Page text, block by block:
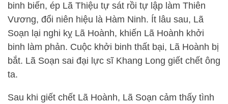
binh biến, ép Lã Thiệu tự sát rồi tự lập làm Thiên
Vương, đổi niên hiệu là Hàm Ninh. Ít lâu sau, Lã
Soạn lại nghi kỵ Lã Hoành, khiến Lã Hoành khởi
binh làm phản. Cuộc khởi binh thất bại, Lã Hoành bị
bắt. Lã Soạn sai đại lực sĩ Khang Long giết chết ông
ta.
Sau khi giết chết Lã Hoành, Lã Soạn cảm thấy tình